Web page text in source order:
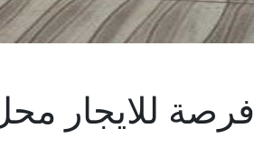
فرصة للايجار